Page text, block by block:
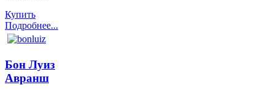
Купить
Подробнее...
Бон Луиз
Авранш